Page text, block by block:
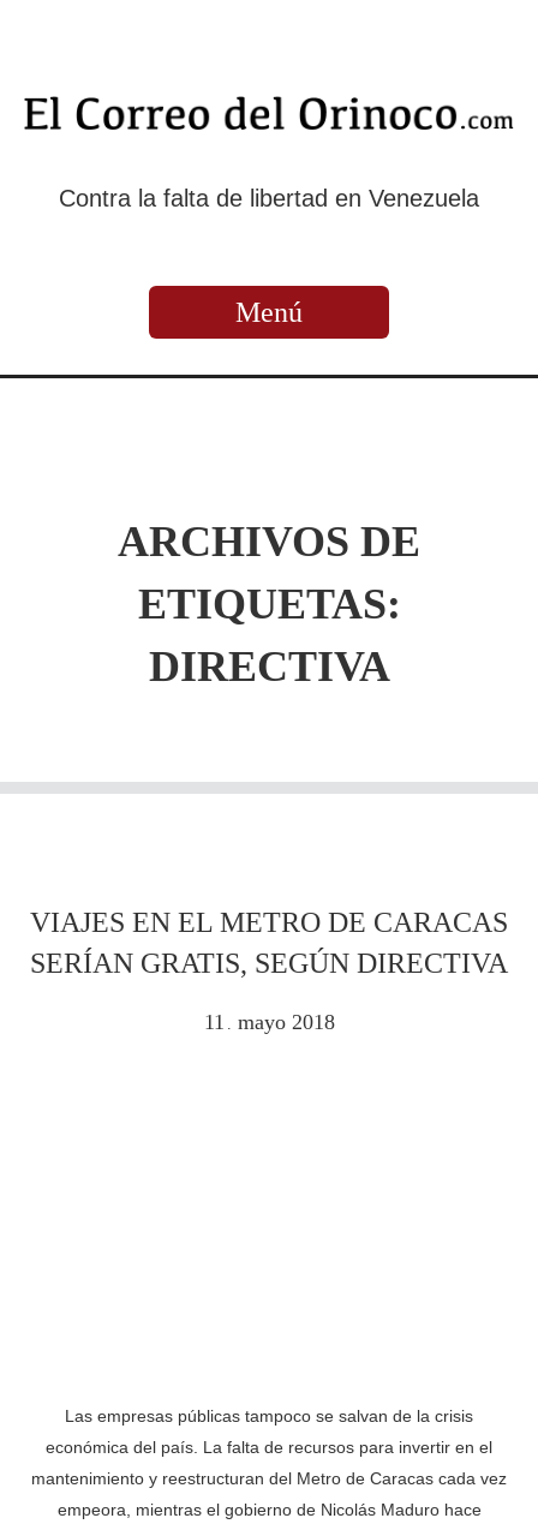
Contra la falta de libertad en Venezuela
Menú
ARCHIVOS DE
ETIQUETAS:
DIRECTIVA
VIAJES EN EL METRO DE CARACAS
SERÍAN GRATIS, SEGÚN DIRECTIVA
11 . mayo 2018
Las empresas públicas tampoco se salvan de la crisis
económica del país. La falta de recursos para invertir en el
mantenimiento y reestructuran del Metro de Caracas cada vez
empeora, mientras el gobierno de Nicolás Maduro hace